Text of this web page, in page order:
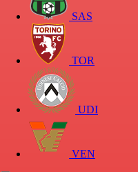
SAS
TOR
UDI
VEN